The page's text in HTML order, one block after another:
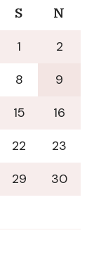
S N
1
2
8
9
15
16
22
23
29
30